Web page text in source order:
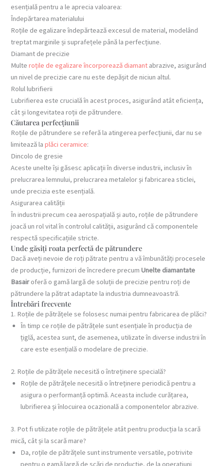
esențială pentru a le aprecia valoarea:
Îndepărtarea materialului
Roțile de egalizare îndepărtează excesul de material, modelând
treptat marginile și suprafețele până la perfecțiune.
Diamant de precizie
Multeroțile de egalizare încorporează diamant abrazive, asigurând
un nivel de precizie care nu este depășit de niciun altul.
Rolul lubrifierii
Lubrifierea este crucială în acest proces, asigurând atât eficiența,
cât și longevitatea roții de pătrundere.
Căutarea perfecțiunii
Roțile de pătrundere se referă la atingerea perfecțiunii, dar nu se
limitează laplăci ceramice:
Dincolo de gresie
Aceste unelte își găsesc aplicații în diverse industrii, inclusiv în
prelucrarea lemnului, prelucrarea metalelor și fabricarea sticlei,
unde precizia este esențială.
Asigurarea calității
În industrii precum cea aerospațială și auto, roțile de pătrundere
joacă un rol vital în controlul calității, asigurând că componentele
respectă specificațiile stricte.
Unde găsiți roata perfectă de pătrundere
Dacă aveți nevoie de roți pătrate pentru a vă îmbunătăți procesele
de producție, furnizori de încredere precumUnelte diamantate
Basairoferă o gamă largă de soluții de precizie pentru roți de
pătrundere la pătrat adaptate la industria dumneavoastră.
Întrebări frecvente
1. Roțile de pătrățele se folosesc numai pentru fabricarea de plăci?
În timp ce roțile de pătrățele sunt esențiale în producția de
țiglă, acestea sunt, de asemenea, utilizate în diverse industrii în
care este esențială o modelare de precizie.
2. Roțile de pătrățele necesită o întreținere specială?
Roțile de pătrățele necesită o întreținere periodică pentru a
asigura o performanță optimă. Aceasta include curățarea,
lubrifierea și înlocuirea ocazională a componentelor abrazive.
3. Pot fi utilizate roțile de pătrățele atât pentru producția la scară
mică, cât și la scară mare?
Da, roțile de pătrățele sunt instrumente versatile, potrivite
pentru o gamă largă de scări de producție, de la operațiuni